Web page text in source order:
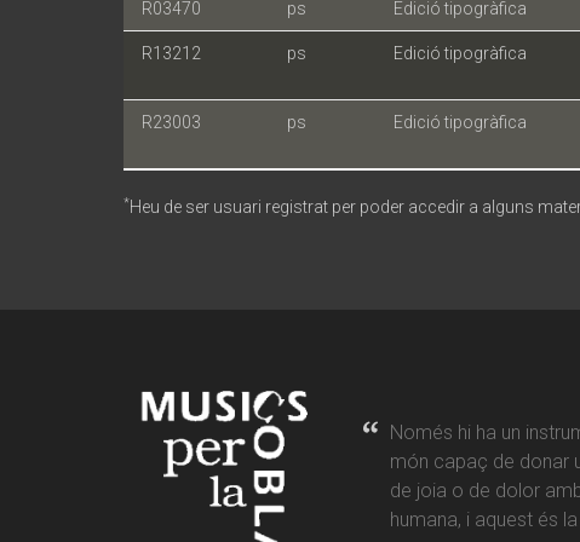
R03470 ps Edició tipogràfica
R13212 ps Edició tipogràfica
R23003 ps Edició tipogràfica
*Heu de ser usuari registrat per poder accedir a alguns
Només hi ha un
món capaç de donar
de joia o de dolor
humana, i aquest és